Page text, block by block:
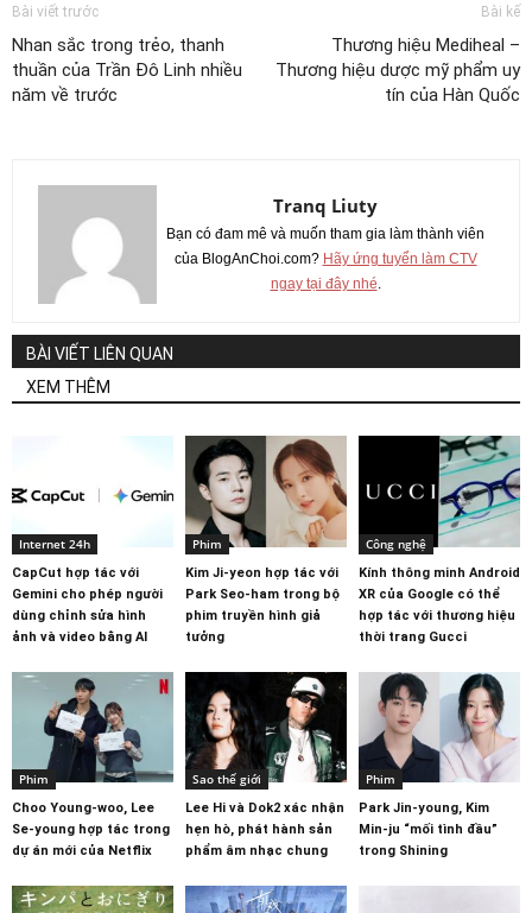
Bài viết trước
Nhan sắc trong trẻo, thanh
thuần của Trần Đô Linh nhiều
năm về trước
Bài kế
Thương hiệu Mediheal –
Thương hiệu dược mỹ phẩm uy
tín của Hàn Quốc
Tranq Liuty
Bạn có đam mê và muốn tham gia làm thành viên
của BlogAnChoi.com? Hãy ứng tuyển làm CTV
ngay tại đây nhé.
BÀI VIẾT LIÊN QUAN
XEM THÊM
Internet 24h
CapCut hợp tác với
Gemini cho phép người
dùng chỉnh sửa hình
ảnh và video bằng AI
Phim
Kim Ji-yeon hợp tác với
Park Seo-ham trong bộ
phim truyền hình giả
tưởng
Công nghệ
Kính thông minh Android
XR của Google có thể
hợp tác với thương hiệu
thời trang Gucci
Phim
Choo Young-woo, Lee
Se-young hợp tác trong
dự án mới của Netflix
Sao thế giới
Lee Hi và Dok2 xác nhận
hẹn hò, phát hành sản
phẩm âm nhạc chung
Phim
Park Jin-young, Kim
Min-ju “mối tình đầu”
trong Shining